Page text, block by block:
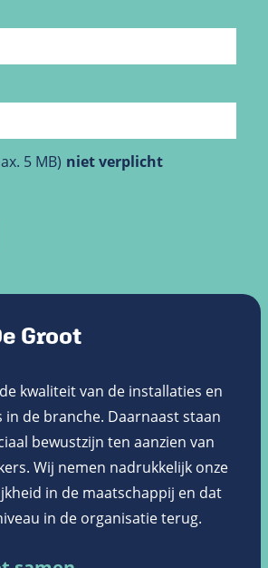
5 MB)
Groot
kwaliteit van de installaties en
de branche. Daarnaast staan
bewustzijn ten aanzien van
Wij nemen nadrukkelijk onze
in de maatschappij en dat
in de organisatie terug.